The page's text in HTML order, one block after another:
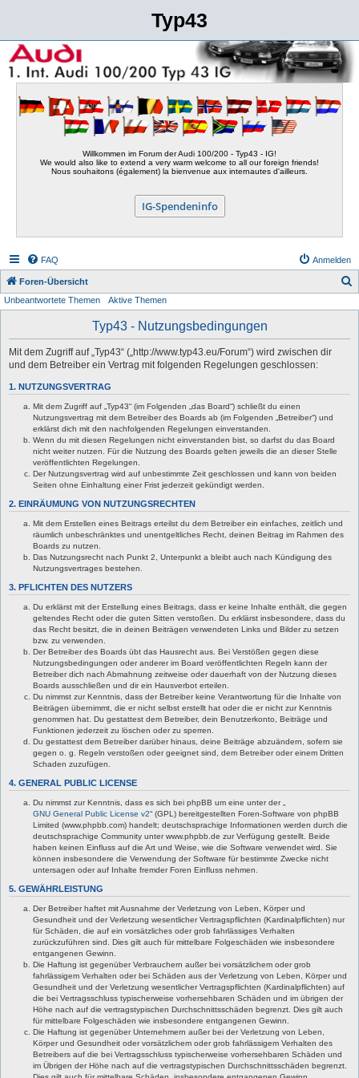
Typ43
Willkommen im Forum der Audi 100/200 - Typ43 - IG!
We would also like to extend a very warm welcome to all our foreign friends!
Nous souhaitons (également) la bienvenue aux internautes d'ailleurs.
IG-Spendeninfo
FAQ Anmelden
Foren-Übersicht
Unbeantwortete Themen Aktive Themen
Typ43 - Nutzungsbedingungen
Mit dem Zugriff auf „Typ43“ („http://www.typ43.eu/Forum“) wird zwischen dir
und dem Betreiber ein Vertrag mit folgenden Regelungen geschlossen:
1. NUTZUNGSVERTRAG
Mit dem Zugriff auf „Typ43“ (im Folgenden „das Board“) schließt du einen
Nutzungsvertrag mit dem Betreiber des Boards ab (im Folgenden „Betreiber“) und
erklärst dich mit den nachfolgenden Regelungen einverstanden.
Wenn du mit diesen Regelungen nicht einverstanden bist, so darfst du das Board
nicht weiter nutzen. Für die Nutzung des Boards gelten jeweils die an dieser Stelle
veröffentlichten Regelungen.
Der Nutzungsvertrag wird auf unbestimmte Zeit geschlossen und kann von beiden
Seiten ohne Einhaltung einer Frist jederzeit gekündigt werden.
2. EINRÄUMUNG VON NUTZUNGSRECHTEN
Mit dem Erstellen eines Beitrags erteilst du dem Betreiber ein einfaches, zeitlich und
räumlich unbeschränktes und unentgeltliches Recht, deinen Beitrag im Rahmen des
Boards zu nutzen.
Das Nutzungsrecht nach Punkt 2, Unterpunkt a bleibt auch nach Kündigung des
Nutzungsvertrages bestehen.
3. PFLICHTEN DES NUTZERS
Du erklärst mit der Erstellung eines Beitrags, dass er keine Inhalte enthält, die gegen
geltendes Recht oder die guten Sitten verstoßen. Du erklärst insbesondere, dass du
das Recht besitzt, die in deinen Beiträgen verwendeten Links und Bilder zu setzen
bzw. zu verwenden.
Der Betreiber des Boards übt das Hausrecht aus. Bei Verstößen gegen diese
Nutzungsbedingungen oder anderer im Board veröffentlichten Regeln kann der
Betreiber dich nach Abmahnung zeitweise oder dauerhaft von der Nutzung dieses
Boards ausschließen und dir ein Hausverbot erteilen.
Du nimmst zur Kenntnis, dass der Betreiber keine Verantwortung für die Inhalte von
Beiträgen übernimmt, die er nicht selbst erstellt hat oder die er nicht zur Kenntnis
genommen hat. Du gestattest dem Betreiber, dein Benutzerkonto, Beiträge und
Funktionen jederzeit zu löschen oder zu sperren.
Du gestattest dem Betreiber darüber hinaus, deine Beiträge abzuändern, sofern sie
gegen o. g. Regeln verstoßen oder geeignet sind, dem Betreiber oder einem Dritten
Schaden zuzufügen.
4. GENERAL PUBLIC LICENSE
Du nimmst zur Kenntnis, dass es sich bei phpBB um eine unter der „
GNU General Public License v2“ (GPL) bereitgestellten Foren-Software von phpBB
Limited (www.phpbb.com) handelt; deutschsprachige Informationen werden durch die
deutschsprachige Community unter www.phpbb.de zur Verfügung gestellt. Beide
haben keinen Einfluss auf die Art und Weise, wie die Software verwendet wird. Sie
können insbesondere die Verwendung der Software für bestimmte Zwecke nicht
untersagen oder auf Inhalte fremder Foren Einfluss nehmen.
5. GEWÄHRLEISTUNG
Der Betreiber haftet mit Ausnahme der Verletzung von Leben, Körper und
Gesundheit und der Verletzung wesentlicher Vertragspflichten (Kardinalpflichten) nur
für Schäden, die auf ein vorsätzliches oder grob fahrlässiges Verhalten
zurückzuführen sind. Dies gilt auch für mittelbare Folgeschäden wie insbesondere
entgangenen Gewinn.
Die Haftung ist gegenüber Verbrauchern außer bei vorsätzlichem oder grob
fahrlässigem Verhalten oder bei Schäden aus der Verletzung von Leben, Körper und
Gesundheit und der Verletzung wesentlicher Vertragspflichten (Kardinalpflichten) auf
die bei Vertragsschluss typischerweise vorhersehbaren Schäden und im übrigen der
Höhe nach auf die vertragstypischen Durchschnittsschäden begrenzt. Dies gilt auch
für mittelbare Folgeschäden wie insbesondere entgangenen Gewinn.
Die Haftung ist gegenüber Unternehmern außer bei der Verletzung von Leben,
Körper und Gesundheit oder vorsätzlichem oder grob fahrlässigem Verhalten des
Betreibers auf die bei Vertragsschluss typischerweise vorhersehbaren Schäden und
im Übrigen der Höhe nach auf die vertragstypischen Durchschnittsschäden begrenzt.